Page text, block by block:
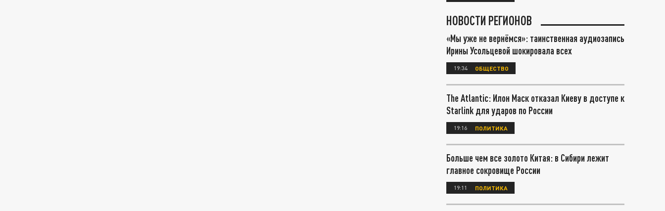
НОВОСТИ РЕГИОНОВ
«Мы уже не вернёмся»: таинственная аудиозапись
Ирины Усольцевой шокировала всех
19:34 ОБЩЕСТВО
The Atlantic: Илон Маск отказал Киеву в доступе к
Starlink для ударов по России
19:16 ПОЛИТИКА
Больше чем все золото Китая: в Сибири лежит
главное сокровище России
19:11 ПОЛИТИКА